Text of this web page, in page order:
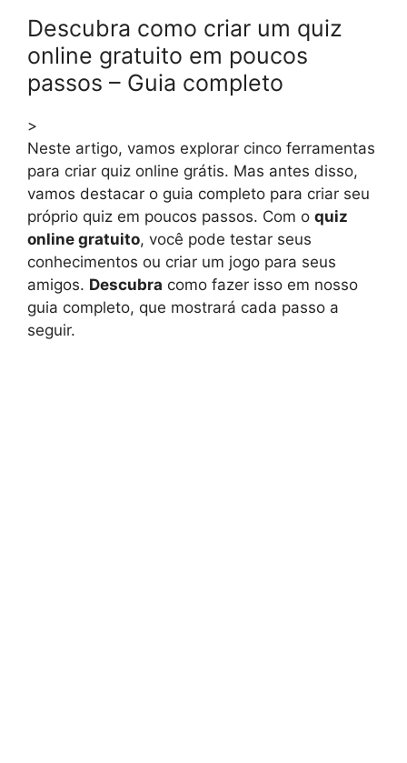
Descubra como criar um quiz
online gratuito em poucos
passos – Guia completo
>
Neste artigo, vamos explorar cinco ferramentas
para criar quiz online grátis. Mas antes disso,
vamos destacar o guia completo para criar seu
próprio quiz em poucos passos. Com o quiz
online gratuito, você pode testar seus
conhecimentos ou criar um jogo para seus
amigos. Descubra como fazer isso em nosso
guia completo, que mostrará cada passo a
seguir.